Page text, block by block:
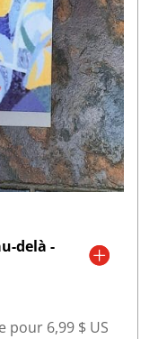
delà -
pour 6,99 $ US